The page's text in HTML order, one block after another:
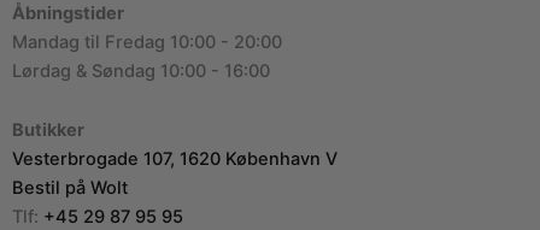
Åbningstider
Mandag til Fredag 10:00 - 20:00
Lørdag & Søndag 10:00 - 16:00
Butikker
Vesterbrogade 107, 1620 København V
Bestil på Wolt
Tlf: +45 29 87 95 95